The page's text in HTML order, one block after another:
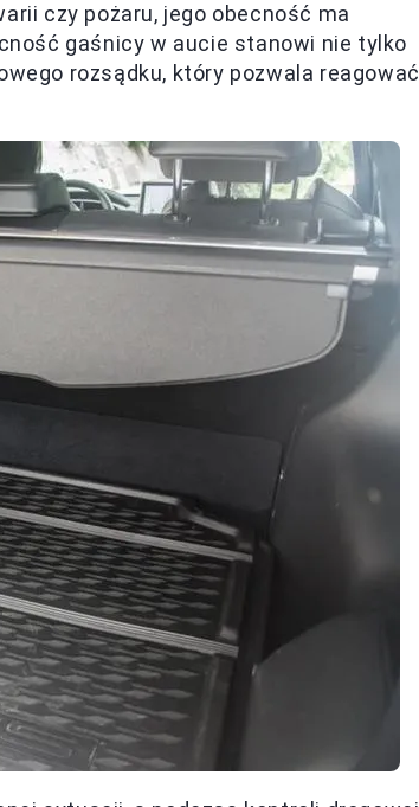
czy pożaru, jego obecność ma
gaśnicy w aucie stanowi nie tylko
rozsądku, który pozwala reagować